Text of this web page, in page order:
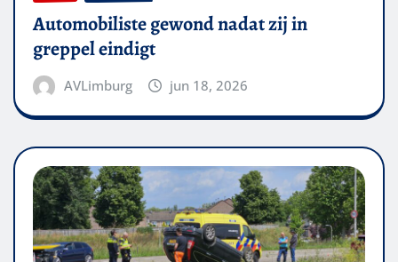
Automobiliste gewond nadat zij in
greppel eindigt
AVLimburg jun 18, 2026